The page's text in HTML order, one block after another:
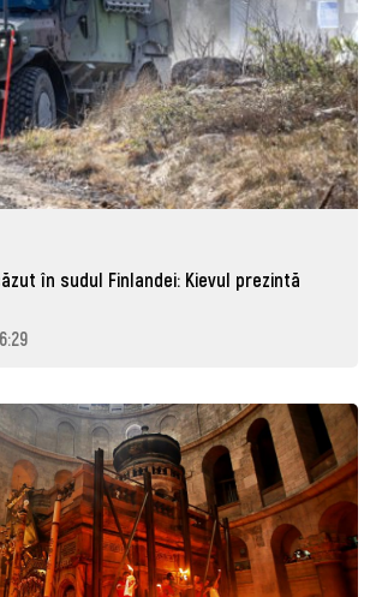
în sudul Finlandei: Kievul prezintă